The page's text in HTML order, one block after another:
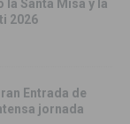
la Santa Misa y la
2026
Entrada de
jornada